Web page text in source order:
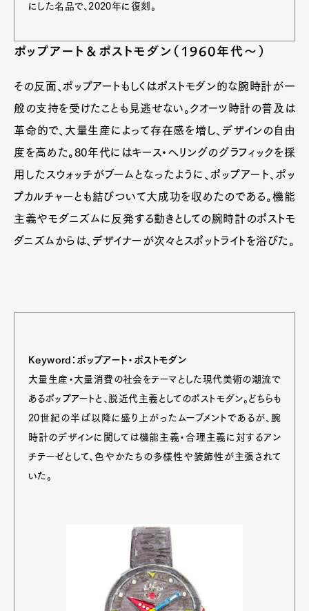
にした名品で、2020年に復刻。
ポップアート＆ポストモダン（1960年代〜）
その反面、ポップアートもしくはポストモダン的な腕時計が一
般の支持を受けたことも見逃せない。クオーツ時計の普及は
革命的で、大量生産によって存在感を増し、デザインの自由
度を高めた。80年代にはキース・ヘリングのグラフィックを採
用したスウォッチがブームとなったように、ポップアート、ポッ
プカルチャーとも結びついて大成功を収めたのである。機能
主義やモダニズムに反発する動きとしての腕時計のポストモ
ダニズムからは、デザイナーが次々とスポットライトを浴びた。
Keyword：ポップアート・ポストモダン
大量生産・大量消費の社会をテーマとした現代美術の潮流で
あるポップアートと、脱近代主義としてのポストモダン。どちらも
20世紀の半ば以降に盛り上がったムーブメントであるが、腕
時計のデザインに関しては機能主義・合理主義に対するアン
チテーゼとして、色やかたちの多様性や装飾性が主張されて
いた。